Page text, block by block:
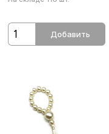
Добавить